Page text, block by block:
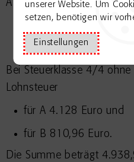
unserer Website. Um
setzen, benötigen wir
Einstellungen
A und B beträgt
36.000 Euro (A) und
20.400 Euro (B).
Bei Steuerklasse 4/4
Lohnsteuer
für A 4.128 Euro und
für B 810,96 Euro.
Die Summe beträgt